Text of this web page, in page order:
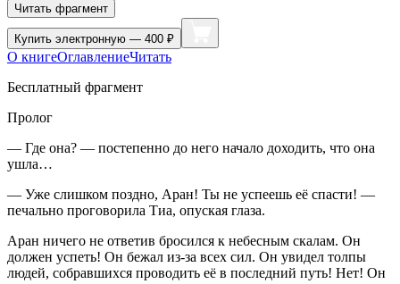
Читать фрагмент
Купить электронную — 400 ₽
О книгеОглавлениеЧитать
Бесплатный фрагмент
Пролог
— Где она? — постепенно до него начало доходить, что она
ушла…
— Уже слишком поздно, Аран! Ты не успеешь её спасти! —
печально проговорила Тиа, опуская глаза.
Аран ничего не ответив бросился к небесным скалам. Он
должен успеть! Он бежал из-за всех сил. Он увидел толпы
людей, собравшихся проводить её в последний путь! Нет! Он